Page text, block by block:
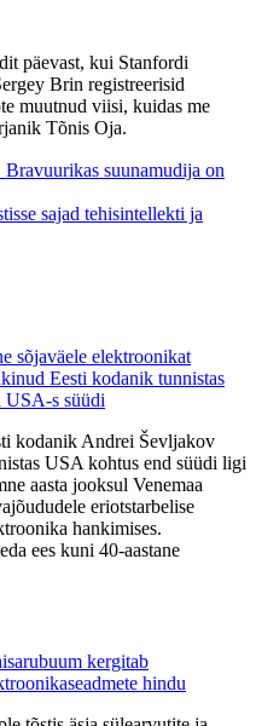
päevast, kui Stanfordi
Brin registreerisid
muutnud viisi, kuidas me
Tõnis Oja.
suunamudija on
sajad tehisintellekti ja
sõjaväele elektroonikat
Eesti kodanik tunnistas
USA-s süüdi
kodanik Andrei Ševljakov
USA kohtus end süüdi ligi
aasta jooksul Venemaa
eriotstarbelise
hankimises.
ees kuni 40-aastane
kergitab
hindu